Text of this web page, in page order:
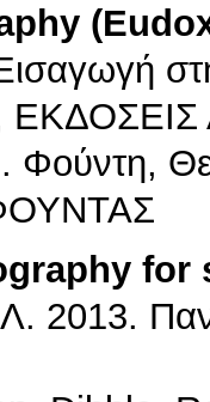
Φούντη,
for
2013.